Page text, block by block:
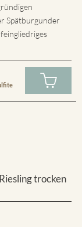
Spätburgunder
trocken